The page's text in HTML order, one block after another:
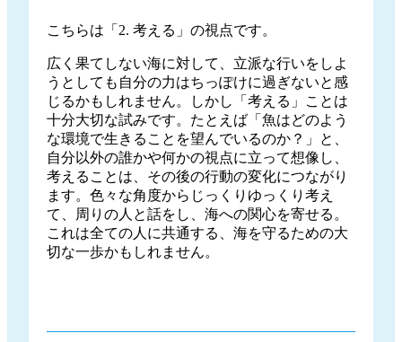
こちらは「2. 考える」の視点です。
広く果てしない海に対して、立派な行いをしよ
うとしても自分の力はちっぽけに過ぎないと感
じるかもしれません。しかし「考える」ことは
十分大切な試みです。たとえば「魚はどのよう
な環境で生きることを望んでいるのか？」と、
自分以外の誰かや何かの視点に立って想像し、
考えることは、その後の行動の変化につながり
ます。色々な角度からじっくりゆっくり考え
て、周りの人と話をし、海への関心を寄せる。
これは全ての人に共通する、海を守るための大
切な一歩かもしれません。